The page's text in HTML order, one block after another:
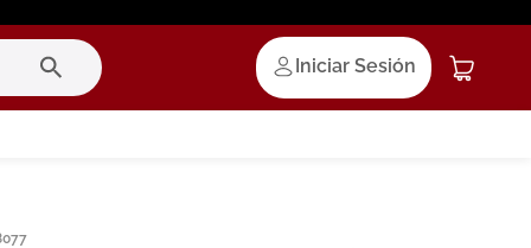
Iniciar Sesión